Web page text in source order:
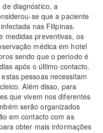
diagnóstico, a
se que a paciente
nas Filipinas.
medidas preventivas, os
médica em hotel
sendo que o período é
após o último contacto.
pessoas necessitam
Além disso, para
que vivem nos diferentes
serão organizados
em contacto com as
obter mais informações